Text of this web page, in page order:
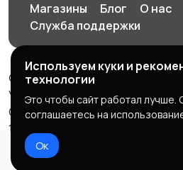
Магазины Блог
О нас
Служба поддержки
© 2026 Орен-АЙ - Авто |
Услуги
Создал Карусов Е.С ООО "ЦПК"
1235600008841
Правила сервиса
Используем куки и
технологии
Это чтобы сайт работал лучше.
соглашаетесь на
Ок